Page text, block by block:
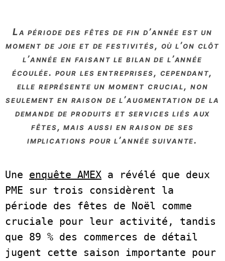
la période des fêtes de fin d’année est un
moment de joie et de festivités, où l’on clôt
l’année en faisant le bilan de l’année
écoulée. pour les entreprises, cependant,
elle représente un moment crucial, non
seulement en raison de l’augmentation de la
demande de produits et services liés aux
fêtes, mais aussi en raison de ses
implications pour l’année suivante.
Une enquête AMEX a révélé que deux
PME sur trois considèrent la
période des fêtes de Noël comme
cruciale pour leur activité, tandis
que 89 % des commerces de détail
jugent cette saison importante pour